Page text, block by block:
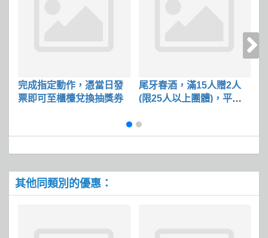
完成指定動作，憑當日發
票即可至櫃檯兌換抽獎券
尾牙春酒，滿15人贈2人
(限25人以上團體)，平日
其他同類別的優惠：